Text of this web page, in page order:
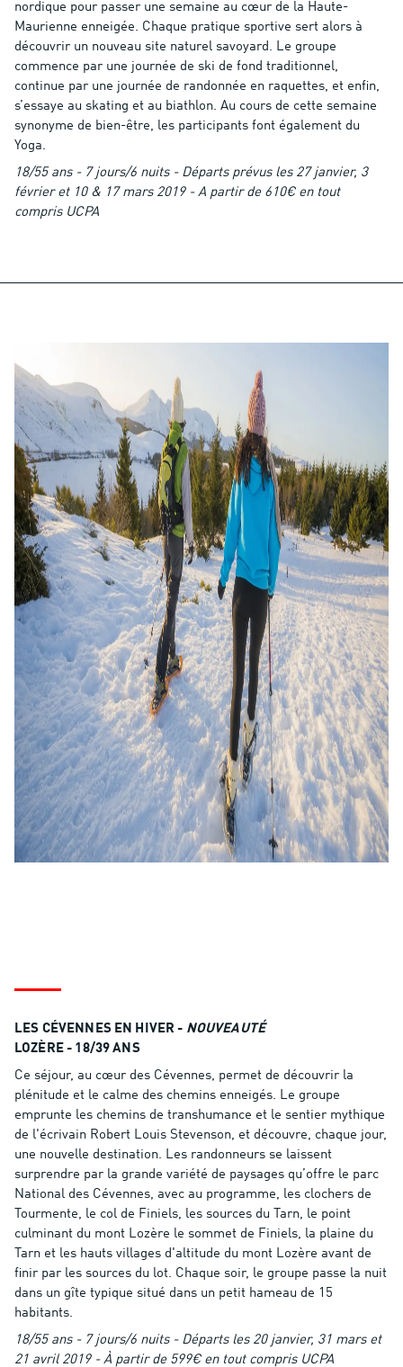
nordique pour passer une semaine au cœur de la Haute-
Maurienne enneigée. Chaque pratique sportive sert alors à
découvrir un nouveau site naturel savoyard. Le groupe
commence par une journée de ski de fond traditionnel,
continue par une journée de randonnée en raquettes, et enfin,
s’essaye au skating et au biathlon. Au cours de cette semaine
synonyme de bien-être, les participants font également du
Yoga.
18/55 ans - 7 jours/6 nuits - Départs prévus les 27 janvier, 3
février et 10 & 17 mars 2019 - A partir de 610€ en tout
compris UCPA
LES CÉVENNES EN HIVER - NOUVEAUTÉ
LOZÈRE - 18/39 ANS
Ce séjour, au cœur des Cévennes, permet de découvrir la
plénitude et le calme des chemins enneigés. Le groupe
emprunte les chemins de transhumance et le sentier mythique
de l'écrivain Robert Louis Stevenson, et découvre, chaque jour,
une nouvelle destination. Les randonneurs se laissent
surprendre par la grande variété de paysages qu’offre le parc
National des Cévennes, avec au programme, les clochers de
Tourmente, le col de Finiels, les sources du Tarn, le point
culminant du mont Lozère le sommet de Finiels, la plaine du
Tarn et les hauts villages d'altitude du mont Lozère avant de
finir par les sources du lot. Chaque soir, le groupe passe la nuit
dans un gîte typique situé dans un petit hameau de 15
habitants.
18/55 ans - 7 jours/6 nuits - Départs les 20 janvier, 31 mars et
21 avril 2019 - À partir de 599€ en tout compris UCPA